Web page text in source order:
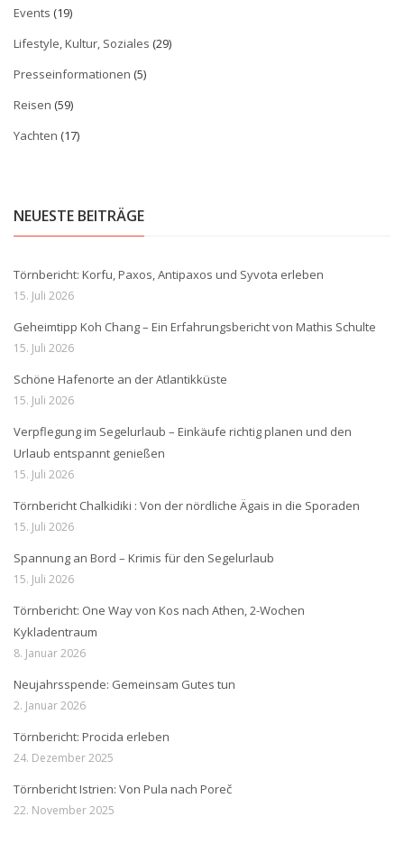
Events (19)
Lifestyle, Kultur, Soziales (29)
Presseinformationen (5)
Reisen (59)
Yachten (17)
NEUESTE BEITRÄGE
Törnbericht: Korfu, Paxos, Antipaxos und Syvota erleben
15. Juli 2026
Geheimtipp Koh Chang – Ein Erfahrungsbericht von Mathis Schulte
15. Juli 2026
Schöne Hafenorte an der Atlantikküste
15. Juli 2026
Verpflegung im Segelurlaub – Einkäufe richtig planen und den
Urlaub entspannt genießen
15. Juli 2026
Törnbericht Chalkidiki : Von der nördliche Ägais in die Sporaden
15. Juli 2026
Spannung an Bord – Krimis für den Segelurlaub
15. Juli 2026
Törnbericht: One Way von Kos nach Athen, 2-Wochen
Kykladentraum
8. Januar 2026
Neujahrsspende: Gemeinsam Gutes tun
2. Januar 2026
Törnbericht: Procida erleben
24. Dezember 2025
Törnbericht Istrien: Von Pula nach Poreč
22. November 2025